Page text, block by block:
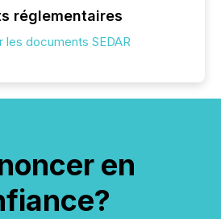
réglementaires
les documents SEDAR
en